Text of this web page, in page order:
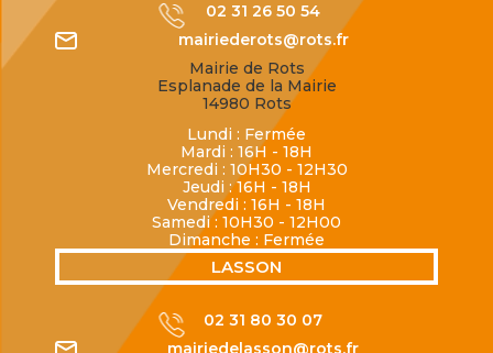
02 31 26 50 54
mairiederots@rots.fr
Mairie de Rots
Esplanade de la Mairie
14980 Rots
Lundi : Fermée
Mardi : 16H - 18H
Mercredi : 10H30 - 12H30
Jeudi : 16H - 18H
Vendredi : 16H - 18H
Samedi : 10H30 - 12H00
Dimanche : Fermée
LASSON
02 31 80 30 07
mairiedelasson@rots.fr